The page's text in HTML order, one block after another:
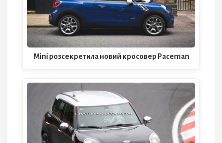
Mini розсекретила новий кросовер Paceman